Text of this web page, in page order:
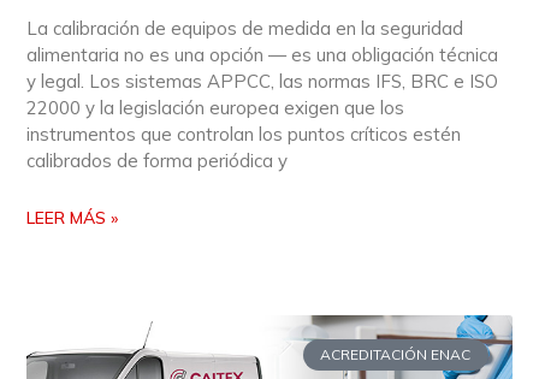
La calibración de equipos de medida en la seguridad
alimentaria no es una opción — es una obligación técnica
y legal. Los sistemas APPCC, las normas IFS, BRC e ISO
22000 y la legislación europea exigen que los
instrumentos que controlan los puntos críticos estén
calibrados de forma periódica y
LEER MÁS »
ACREDITACIÓN ENAC